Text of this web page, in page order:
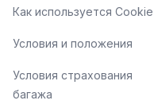
Как используется Cookie
Условия и положения
Условия страхования
багажа